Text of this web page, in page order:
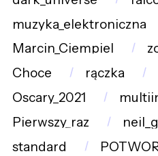
muzyka_elektroniczna
Marcin_Ciempiel
Choce
rączka
Oscary_2021
Pierwszy_raz
standard